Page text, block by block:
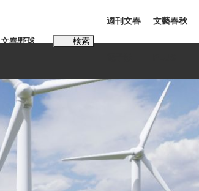
文春野球 検索
週刊文春 文藝春秋